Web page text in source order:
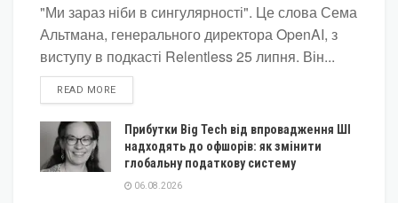
"Ми зараз ніби в сингулярності". Це слова Сема
Альтмана, генерального директора OpenAI, з
виступу в подкасті Relentless 25 липня. Він...
READ MOREDETAILS
Прибутки Big Tech від впровадження ШІ
надходять до офшорів: як змінити
глобальну податкову систему
06.08.2026